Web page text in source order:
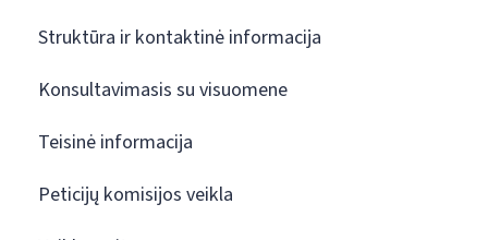
Struktūra ir kontaktinė informacija
Konsultavimasis su visuomene
Teisinė informacija
Peticijų komisijos veikla